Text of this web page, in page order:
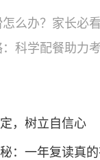
么办？家长必
科学配餐助力
，树立自信心
：一年复读真的